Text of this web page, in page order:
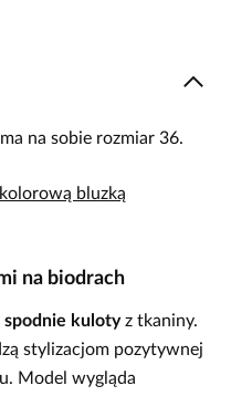
na sobie rozmiar 36.
bluzką
na biodrach
spodnie kulotyz tkaniny.
stylizacjom pozytywnej
Model wygląda